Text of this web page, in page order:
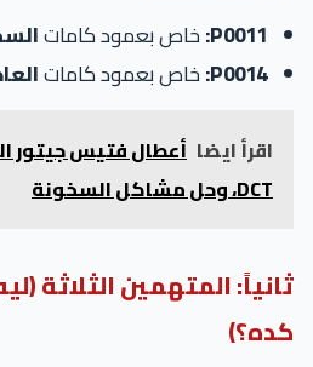
P0011:خاص بعمود كاماتالسحب
P0014:خاص بعمود كاماتالعادم
اقرأ ايضا
DCT، وحل مشاكل السخونة
المتهمين الثلاثة (ليه